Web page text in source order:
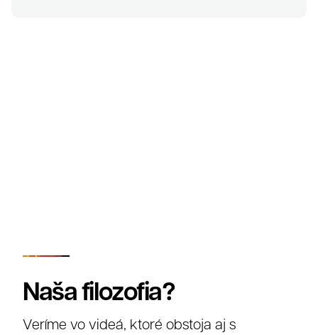
Naša filozofia?
Veríme vo videá, ktoré obstoja aj s